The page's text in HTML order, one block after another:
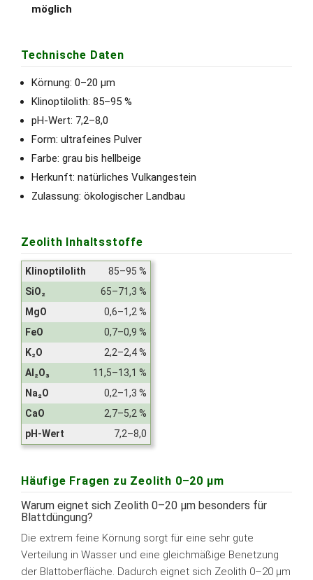
möglich
Technische Daten
Körnung: 0–20 µm
Klinoptilolith: 85–95 %
pH-Wert: 7,2–8,0
Form: ultrafeines Pulver
Farbe: grau bis hellbeige
Herkunft: natürliches Vulkangestein
Zulassung: ökologischer Landbau
Zeolith Inhaltsstoffe
Klinoptilolith
85–95 %
SiO₂
65–71,3 %
MgO
0,6–1,2 %
FeO
0,7–0,9 %
K₂O
2,2–2,4 %
Al₂O₃
11,5–13,1 %
Na₂O
0,2–1,3 %
CaO
2,7–5,2 %
pH-Wert
7,2–8,0
Häufige Fragen zu Zeolith 0–20 µm
Warum eignet sich Zeolith 0–20 µm besonders für
Blattdüngung?
Die extrem feine Körnung sorgt für eine sehr gute
Verteilung in Wasser und eine gleichmäßige Benetzung
der Blattoberfläche. Dadurch eignet sich Zeolith 0–20 µm